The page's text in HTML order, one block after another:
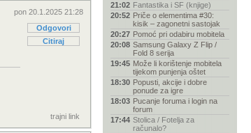
pon 20.1.2025 21:28
Odgovori
Citiraj
trajni link
21:02 Fantastika i SF (knjige)
20:52 Priče o elementima #30:
kisik – zagonetni sastojak
20:27 Pomoć pri odabiru mobitela
20:08 Samsung Galaxy Z Flip /
Fold 8 serija
19:45 Može li korištenje mobitela
tijekom punjenja oštet
18:30 Popusti, akcije i dobre
ponude za igre
18:03 Pucanje foruma i login na
forum
17:44 Stolica / Fotelja za
računalo?